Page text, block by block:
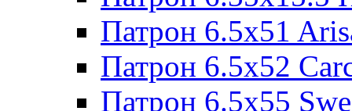
Патрон 6.5x51
Патрон 6.5x52
Патрон 6.5x55